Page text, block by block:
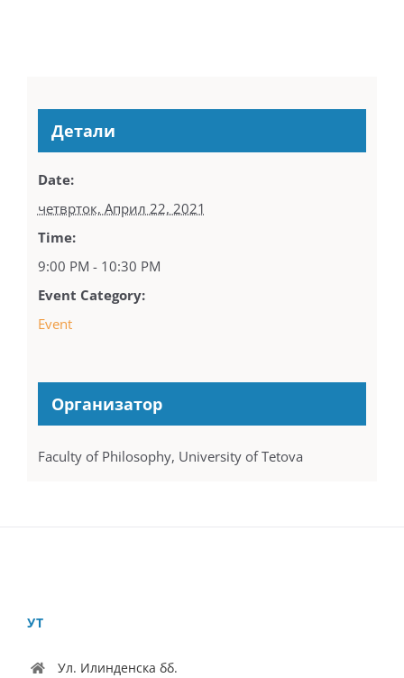
Детали
Date:
четврток, Април 22, 2021
Time:
9:00 PM - 10:30 PM
Event Category:
Event
Организатор
Faculty of Philosophy, University of Tetova
УТ
Ул. Илинденска бб.